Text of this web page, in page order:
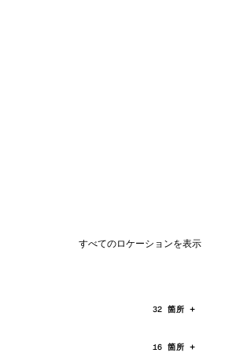
すべてのロケーションを表示
32 箇所
16 箇所